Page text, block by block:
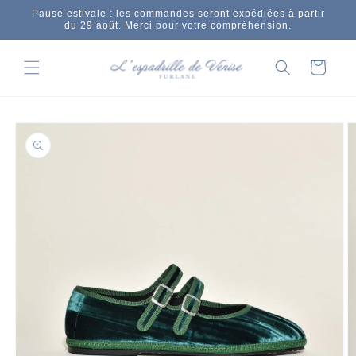
Skip to
content
Pause estivale : les commandes seront expédiées à partir
du 29 août. Merci pour votre compréhension.
Cart
Skip to
product
information